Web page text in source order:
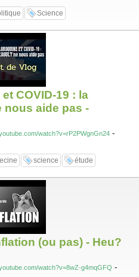
Science
COVID-19 : la
nous aide pas -
watch?v=rP2PWgnGn24 -
science étude
(ou pas) - Heu?
watch?v=8wZ-g4mqGFQ -